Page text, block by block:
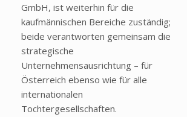
GmbH, ist weiterhin für die
kaufmännischen Bereiche zuständig;
beide verantworten gemeinsam die
strategische
Unternehmensausrichtung – für
Österreich ebenso wie für alle
internationalen
Tochtergesellschaften.